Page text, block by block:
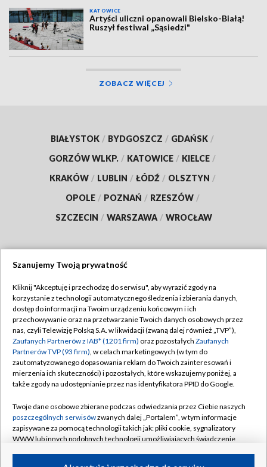
KATOWICE
Artyści uliczni opanowali Bielsko-Białą!
Ruszył festiwal „Sąsiedzi"
ZOBACZ WIĘCEJ
BIAŁYSTOK / BYDGOSZCZ / GDAŃSK /
GORZÓW WLKP. / KATOWICE / KIELCE /
KRAKÓW / LUBLIN / ŁÓDŹ / OLSZTYN /
OPOLE / POZNAŃ / RZESZÓW /
SZCZECIN / WARSZAWA / WROCŁAW
TVP
Abonament TVP
Emisja w TVP
Centrum informacji TVP
Naziemna Telewizja Cyfrowa
Rada Programowa
System NOS
Informacje o nadawcy
Regulamin TVP
Polityka prywatności
Moje zgody
Pomoc
Kontakt
Kanały
Szanujemy Twoją prywatność
Kliknij "Akceptuję i przechodzę do serwisu", aby wyrazić zgody na
korzystanie z technologii automatycznego śledzenia i zbierania danych,
dostęp do informacji na Twoim urządzeniu końcowym i ich
przechowywanie oraz na przetwarzanie Twoich danych osobowych przez
nas, czyli Telewizję Polską S.A. w likwidacji (zwaną dalej również „TVP”),
Zaufanych Partnerów z IAB* (1201 firm) oraz pozostałych Zaufanych
Partnerów TVP (93 firm), w celach marketingowych (w tym do
zautomatyzowanego dopasowania reklam do Twoich zainteresowań i
mierzenia ich skuteczności) i pozostałych, które wskazujemy poniżej, a
także zgody na udostępnianie przez nas identyfikatora PPID do Google.
Twoje dane osobowe zbierane podczas odwiedzania przez Ciebie naszych
poszczególnych serwisówzwanych dalej „Portalem”, w tym informacje
zapisywane za pomocą technologii takich jak: pliki cookie, sygnalizatory
WWW lub innych podobnych technologii umożliwiających świadczenie